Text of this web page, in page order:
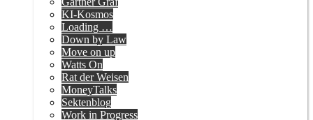
KI-Kosmos
Loading …
Down by Law
Move on up
Watts On
Rat der Weisen
MoneyTalks
Sektenblog
Work in Progress